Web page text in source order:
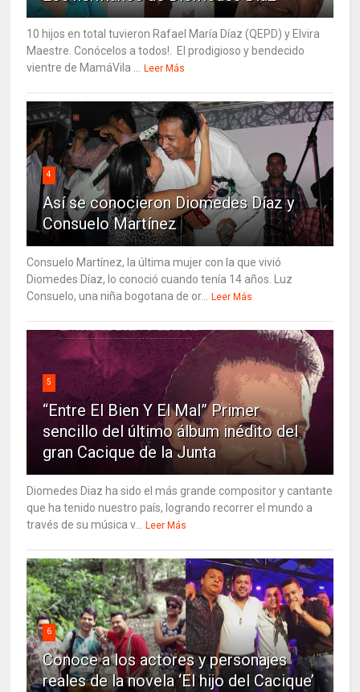
10 hijos en total tuvieron Rafael María Díaz (QEPD) y Elvira
Maestre. Conócelos a todos!. El prodigioso y bendecido
vientre de MamáVila ...
Leer Más
4
Así se conocieron Diomedes Díaz y
Consuelo Martínez
Consuelo Martínez, la última mujer con la que vivió
Diomedes Díaz, lo conoció cuando tenía 14 años. Luz
Consuelo, una niña bogotana de or...
Leer Más
5
“Entre El Bien Y El Mal” Primer
sencillo del último álbum inédito del
gran Cacique de la Junta
Diomedes Diaz ha sido el más grande compositor y cantante
que ha tenido nuestro país, logrando recorrer el mundo a
través de su música v...
Leer Más
6
Conoce a los actores y personajes
reales de la novela ‘El hijo del Cacique’